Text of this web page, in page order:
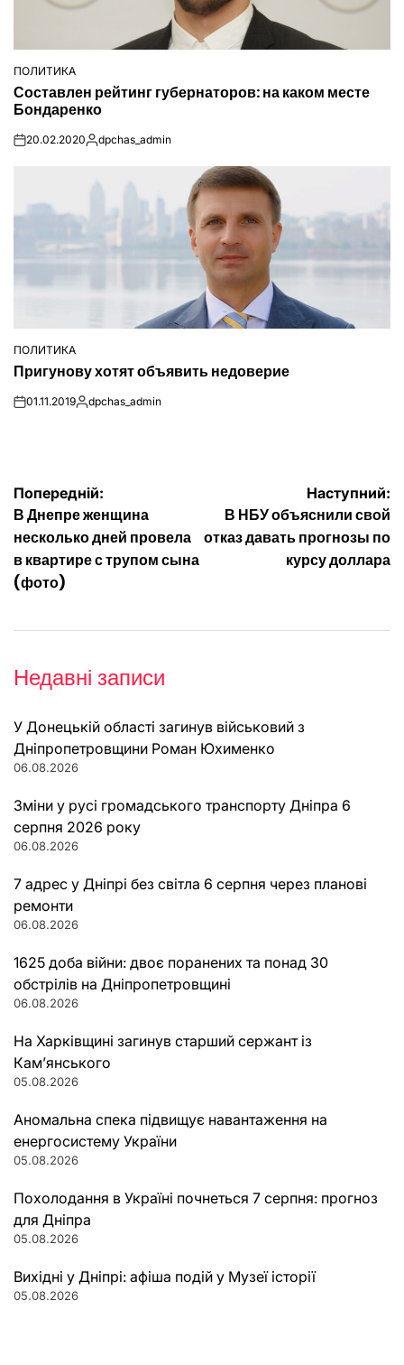
ОПУБЛІКУВАТИ
У
ПОЛИТИКА
Составлен рейтинг губернаторов: на каком месте
Бондаренко
on20.02.2020Опубліковано
dpchas_admin
ОПУБЛІКУВАТИ
ПОЛИТИКА
Пригунову хотят объявить недоверие
on01.11.2019Опубліковано
dpchas_admin
Навігація
записів
Попередній:
В Днепре женщина
несколько дней провела
в квартире с трупом сына
(фото)
Наступний:
В НБУ объяснили свой
отказ давать прогнозы по
курсу доллара
Недавні записи
У Донецькій області загинув військовий з
Дніпропетровщини Роман Юхименко
06.08.2026
Зміни у русі громадського транспорту Дніпра 6
серпня 2026 року
06.08.2026
7 адрес у Дніпрі без світла 6 серпня через планові
ремонти
06.08.2026
1625 доба війни: двоє поранених та понад 30
обстрілів на Дніпропетровщині
06.08.2026
На Харківщині загинув старший сержант із
Кам’янського
05.08.2026
Аномальна спека підвищує навантаження на
енергосистему України
05.08.2026
Похолодання в Україні почнеться 7 серпня: прогноз
для Дніпра
05.08.2026
Вихідні у Дніпрі: афіша подій у Музеї історії
05.08.2026